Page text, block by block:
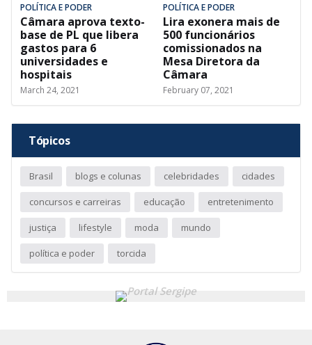
POLÍTICA E PODER
Câmara aprova texto-
base de PL que libera
gastos para 6
universidades e
hospitais
March 24, 2021
POLÍTICA E PODER
Lira exonera mais de
500 funcionários
comissionados na
Mesa Diretora da
Câmara
February 07, 2021
Tópicos
Brasil blogs e colunas celebridades cidades
concursos e carreiras educação entretenimento
justiça lifestyle moda mundo
política e poder torcida